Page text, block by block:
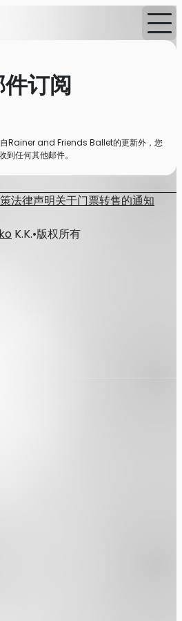
件订阅
自Rainer and Friends Ballet的更新外，您
到任何其他邮件。
法律声明关于门票转售的通知
K.K.•版权所有